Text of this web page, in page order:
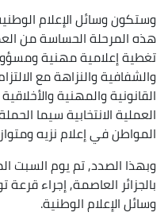
وستكون وسائل الإعلام
هذه المرحلة الحساسة من
تغطية إعلامية مهنية
والشفافية والنزاهة مع
القانونية والمهنية
العملية الانتخابية سيما
المواطن في إعلام نزيه
وبهذا الصدد, تم يوم السبت
بالجزائر العاصمة, إجراء قرعة
وسائل الإعلام الوطنية.